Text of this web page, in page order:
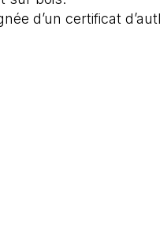
d’un certificat